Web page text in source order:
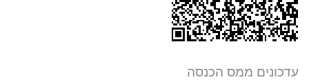
עדכונים ממס הכנסה